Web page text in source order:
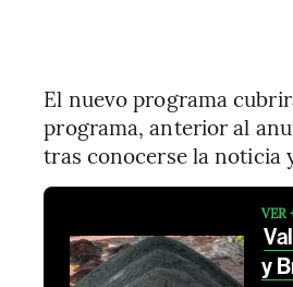
El nuevo programa
programa, anterior al
tras conocerse la noticia
VER
y